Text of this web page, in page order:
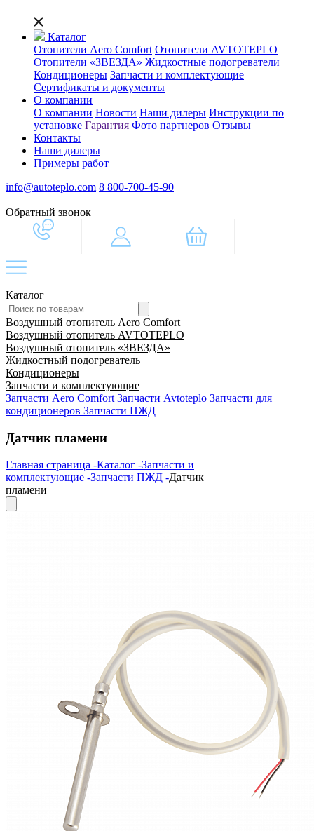
Каталог
Отопители Aero Comfort Отопители AVTOTEPLO
Отопители «ЗВЕЗДА» Жидкостные подогреватели
Кондиционеры Запчасти и комплектующие
Сертификаты и документы
О компании
О компании Новости Наши дилеры Инструкции по
установке Гарантия Фото партнеров Отзывы
Контакты
Наши дилеры
Примеры работ
info@autoteplo.com 8 800-700-45-90
Обратный звонок
Каталог
Воздушный отопитель Aero Comfort
Воздушный отопитель AVTOTEPLO
Воздушный отопитель «ЗВЕЗДА»
Жидкостный подогреватель
Кондиционеры
Запчасти и комплектующие
Запчасти Aero Comfort Запчасти Avtoteplo Запчасти для
кондиционеров Запчасти ПЖД
Датчик пламени
Главная страница -Каталог -Запчасти и
комплектующие -Запчасти ПЖД -Датчик
пламени